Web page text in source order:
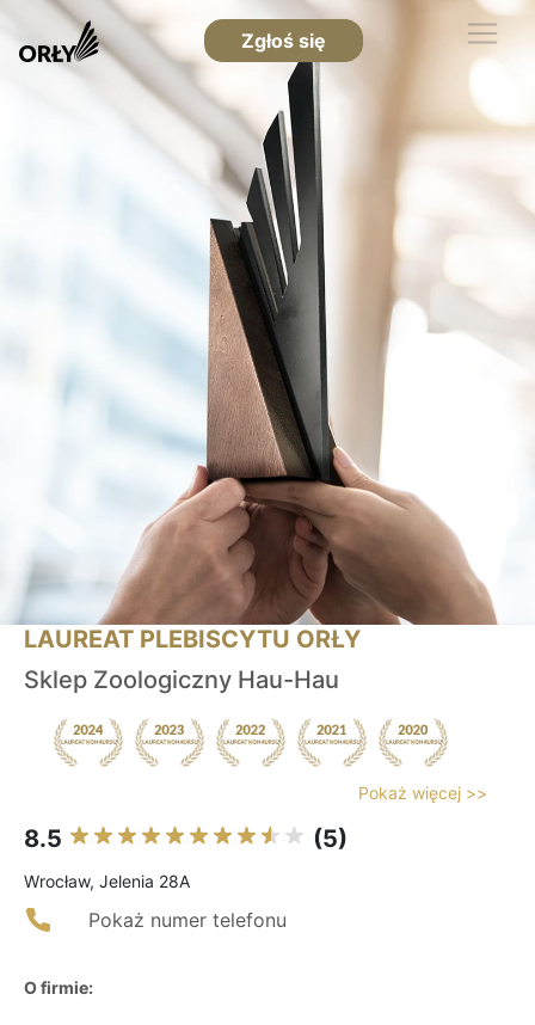
Zgłoś się
LAUREAT PLEBISCYTU ORŁY
Sklep Zoologiczny Hau-Hau
Pokaż więcej >>
8.5 (5)
Wrocław, Jelenia 28A
Pokaż numer telefonu
O firmie: